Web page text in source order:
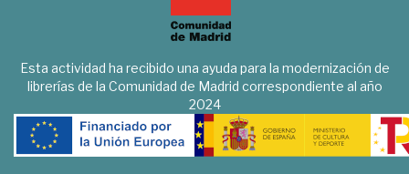
Esta actividad ha recibido una ayuda para la modernización de
librerías de la Comunidad de Madrid correspondiente al año
2024